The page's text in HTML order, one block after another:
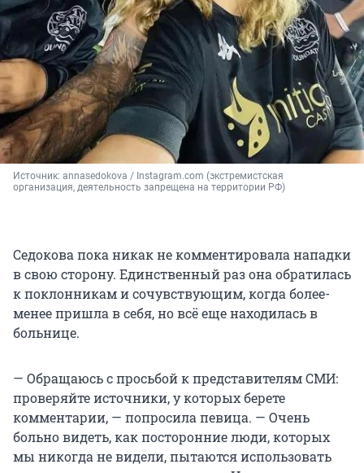
Источник: annasedokova / Instagram.com (экстремистская
организация, деятельность запрещена на территории РФ)
Седокова пока никак не комментировала нападки
в свою сторону. Единственный раз она обратилась
к поклонникам и сочувствующим, когда более-
менее пришла в себя, но всё еще находилась в
больнице.
— Обращаюсь с просьбой к представителям СМИ:
проверяйте источники, у которых берете
комментарии, — попросила певица. — Очень
больно видеть, как посторонние люди, которых
мы никогда не видели, пытаются использовать